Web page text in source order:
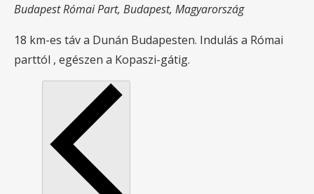
BudapestRómai Part, Budapest, Magyarország
18 km-es táv a Dunán Budapesten. Indulás a Római
parttól , egészen a Kopaszi-gátig.